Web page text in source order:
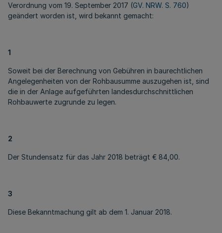
Verordnung vom 19. September 2017 (GV. NRW. S. 760)
geändert worden ist, wird bekannt gemacht:
1
Soweit bei der Berechnung von Gebühren in baurechtlichen
Angelegenheiten von der Rohbausumme auszugehen ist, sind
die in der Anlage aufgeführten landesdurchschnittlichen
Rohbauwerte zugrunde zu legen.
2
Der Stundensatz für das Jahr 2018 beträgt € 84,00.
3
Diese Bekanntmachung gilt ab dem 1. Januar 2018.